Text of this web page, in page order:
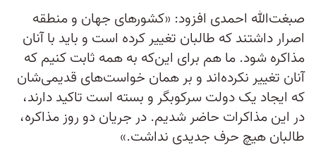
صبغت‌الله احمدی افزود: «کشورهای جهان و منطقه
اصرار داشتند که طالبان تغییر کرده است و باید با آنان
مذاکره شود. ما هم برای این‌که به همه ثابت کنیم که
آنان تغییر نکرده‌اند و بر همان خواست‌های قدیمی‌شان
که ایجاد یک دولت سرکوبگر و بسته است تاکید دارند،
در این مذاکرات حاضر شدیم. در جریان دو روز مذاکره،
طالبان هیچ حرف جدیدی نداشت‌.»